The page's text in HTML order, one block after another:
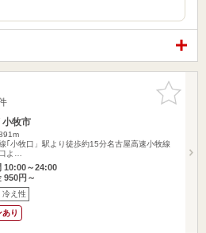
お気に入
りに追加
小牧市
｢小牧口」駅より徒歩約15分名古屋高速小牧線
よ…
10:00～24:00
950円～
冷え性
あり